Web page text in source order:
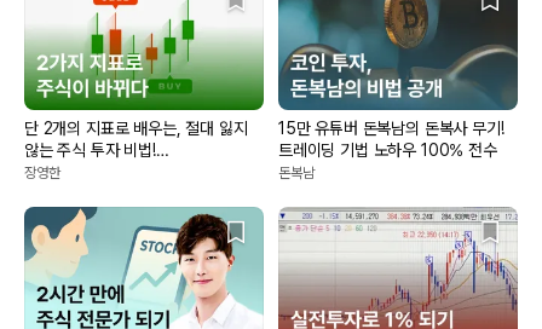
단 2개의 지표로 배우는, 절대 잃지
않는 주식 투자 비법!
한국은행에서도주식강의하는클라스
장영한
15만 유튜버 돈복남의 돈복사 무기!
트레이딩 기법 노하우 100% 전수
돈복남